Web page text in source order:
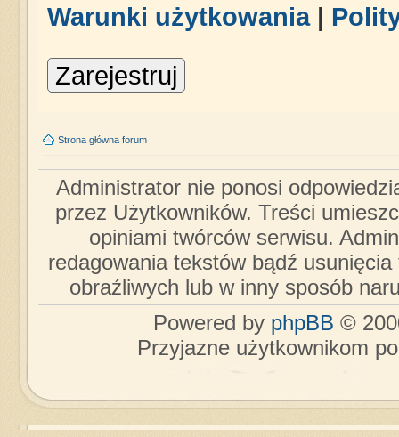
Warunki użytkowania|
Zarejestruj
Strona główna forum
Administrator nie ponosi
przez Użytkowników. Treści
opiniami twórców serwisu.
redagowania tekstów bądź
obraźliwych lub w inny sposób
Powered by phpBB ©
Przyjazne użytkownikom